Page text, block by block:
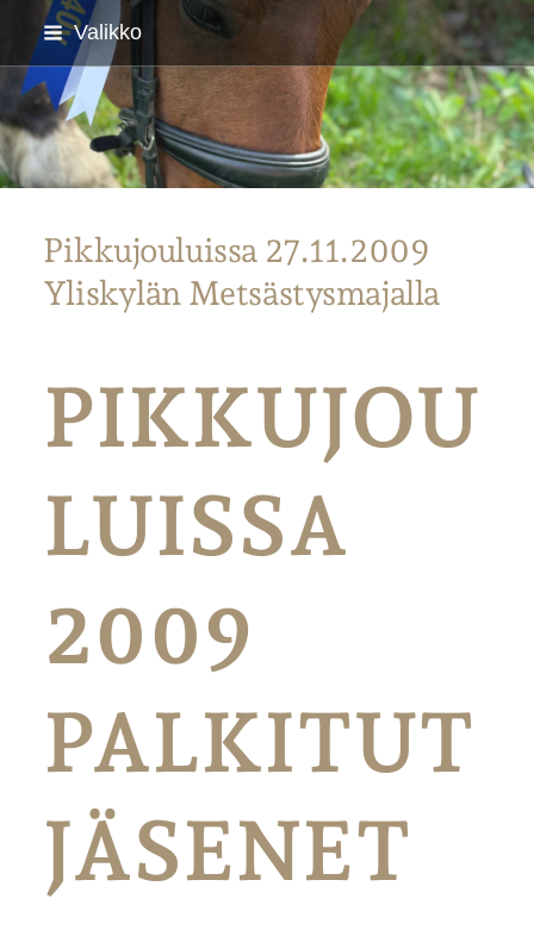
Siirry
sivun
sisältöön
Valikko
Parkanon Ratsastajat
Pikkujouluissa 27.11.2009
Yliskylän Metsästysmajalla
PIKKUJOU
LUISSA
2009
PALKITUT
JÄSENET